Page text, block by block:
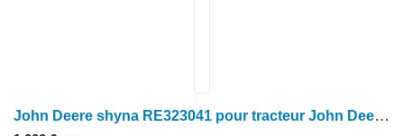
John Deere shyna RE323041 pour tracteur John Deere 8130, 8230, 8330, 8430, 8530, 8310r, 8230r, 8330r, 8335r